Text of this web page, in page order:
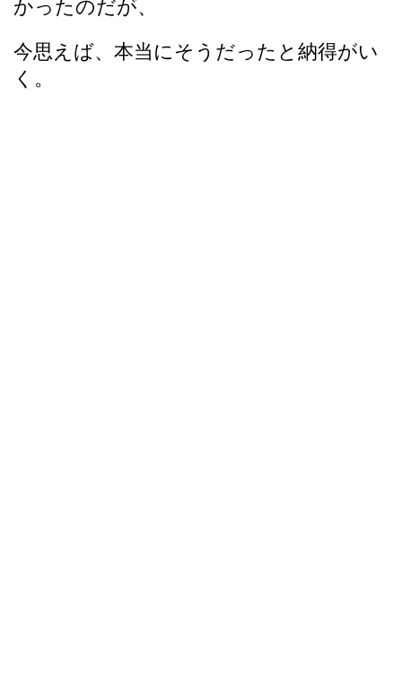
かったのだが、
今思えば、本当にそうだったと納得がい
く。